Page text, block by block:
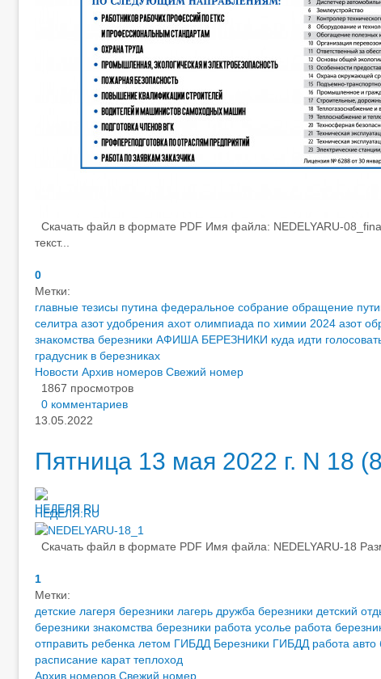
Скачать файл в формате PDF Имя файла: NEDELYARU-
текст...
0
Метки:
главные тезисы путина федеральное собрание обращение
селитра азот удобрения ахот олимпиада по химии 2024 азот
знакомства березники АФИША БЕРЕЗНИКИ куда идти
градусник в березниках
Новости Архив номеров Свежий номер
1867 просмотров
0 комментариев
13.05.2022
Пятница 13 мая 2022 г. N 18
НЕДЕЛЯ.RU
Скачать файл в формате PDF Имя файла: NEDELYARU-18
1
Метки:
детские лагеря березники лагерь дружба березники детский
березники знакомства березники работа усолье работа
отправить ребенка летом ГИБДД Березники ГИБДД работа авто
расписание карат теплоход
Архив номеров Свежий номер